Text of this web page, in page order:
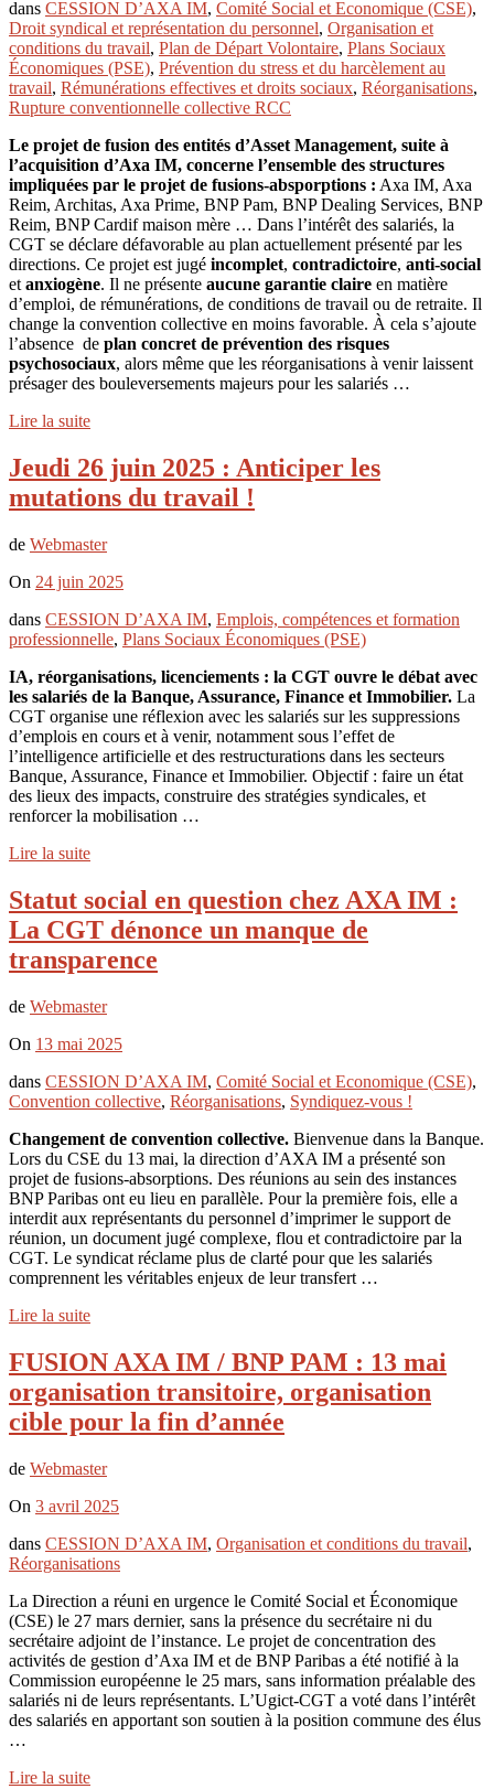
dans CESSION D’AXA IM, Comité Social et Economique (CSE),
Droit syndical et représentation du personnel, Organisation et
conditions du travail, Plan de Départ Volontaire, Plans Sociaux
Économiques (PSE), Prévention du stress et du harcèlement au
travail, Rémunérations effectives et droits sociaux, Réorganisations,
Rupture conventionnelle collective RCC
Le projet de fusion des entités d’Asset Management, suite à
l’acquisition d’Axa IM, concerne l’ensemble des structures
impliquées par le projet de fusions-absporptions : Axa IM, Axa
Reim, Architas, Axa Prime, BNP Pam, BNP Dealing Services, BNP
Reim, BNP Cardif maison mère … Dans l’intérêt des salariés, la
CGT se déclare défavorable au plan actuellement présenté par les
directions. Ce projet est jugé incomplet, contradictoire, anti-social
et anxiogène. Il ne présente aucune garantie claire en matière
d’emploi, de rémunérations, de conditions de travail ou de retraite. Il
change la convention collective en moins favorable. À cela s’ajoute
l’absence de plan concret de prévention des risques
psychosociaux, alors même que les réorganisations à venir laissent
présager des bouleversements majeurs pour les salariés …
Lire la suite
Jeudi 26 juin 2025 : Anticiper les
mutations du travail !
de Webmaster
On 24 juin 2025
dans CESSION D’AXA IM, Emplois, compétences et formation
professionnelle, Plans Sociaux Économiques (PSE)
IA, réorganisations, licenciements : la CGT ouvre le débat avec
les salariés de la Banque, Assurance, Finance et Immobilier. La
CGT organise une réflexion avec les salariés sur les suppressions
d’emplois en cours et à venir, notamment sous l’effet de
l’intelligence artificielle et des restructurations dans les secteurs
Banque, Assurance, Finance et Immobilier. Objectif : faire un état
des lieux des impacts, construire des stratégies syndicales, et
renforcer la mobilisation …
Lire la suite
Statut social en question chez AXA IM :
La CGT dénonce un manque de
transparence
de Webmaster
On 13 mai 2025
dans CESSION D’AXA IM, Comité Social et Economique (CSE),
Convention collective, Réorganisations, Syndiquez-vous !
Changement de convention collective. Bienvenue dans la Banque.
Lors du CSE du 13 mai, la direction d’AXA IM a présenté son
projet de fusions-absorptions. Des réunions au sein des instances
BNP Paribas ont eu lieu en parallèle. Pour la première fois, elle a
interdit aux représentants du personnel d’imprimer le support de
réunion, un document jugé complexe, flou et contradictoire par la
CGT. Le syndicat réclame plus de clarté pour que les salariés
comprennent les véritables enjeux de leur transfert …
Lire la suite
FUSION AXA IM / BNP PAM : 13 mai
organisation transitoire, organisation
cible pour la fin d’année
de Webmaster
On 3 avril 2025
dans CESSION D’AXA IM, Organisation et conditions du travail,
Réorganisations
La Direction a réuni en urgence le Comité Social et Économique
(CSE) le 27 mars dernier, sans la présence du secrétaire ni du
secrétaire adjoint de l’instance. Le projet de concentration des
activités de gestion d’Axa IM et de BNP Paribas a été notifié à la
Commission européenne le 25 mars, sans information préalable des
salariés ni de leurs représentants. L’Ugict-CGT a voté dans l’intérêt
des salariés en apportant son soutien à la position commune des élus
…
Lire la suite